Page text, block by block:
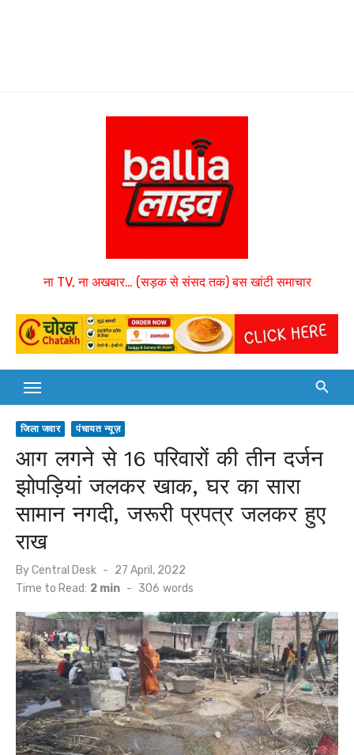
ना TV, ना अखबार… (सड़क से संसद तक) बस खांटी समाचार
जिला जवार पंचायत न्यूज़
आग लगने से 16 परिवारों की तीन दर्जन
झोपड़ियां जलकर खाक, घर का सारा
सामान नगदी, जरूरी प्रपत्र जलकर हुए
राख
ByCentral Desk
Posted
on
27 April, 2022
Time to Read: 2 min - 306 words